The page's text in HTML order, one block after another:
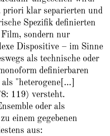
klar separierten und
Spezifik definierten
sondern nur
Dispositive – im Sinne
als technische oder
definierbaren
"heterogene[...]
119) versteht.
oder als
einem gegebenen
aus: